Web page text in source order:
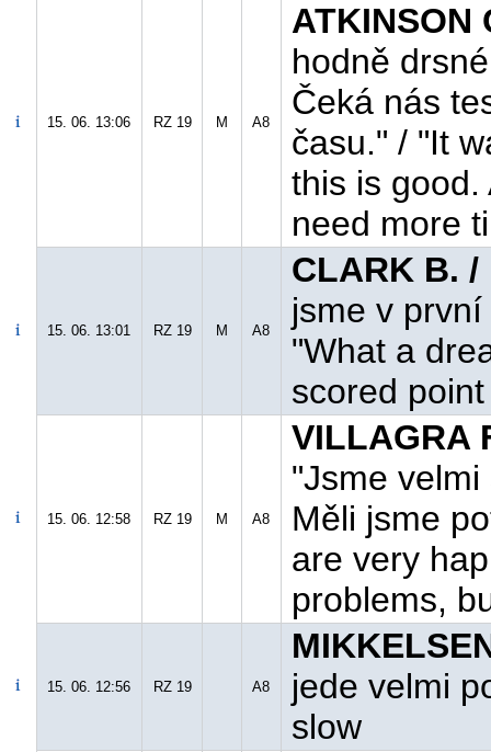
15. 06. 13:06 RZ 19 M A8
ATKINSON
hodně
Čeká nás
času." / "It
this is good.
need more
15. 06. 13:01 RZ 19 M A8
CLARK B. /
jsme v
"What a
scored
15. 06. 12:58 RZ 19 M A8
VILLAGRA
"Jsme
Měli jsme
are very
problems,
15. 06. 12:56 RZ 19 A8
jede velmi
slow